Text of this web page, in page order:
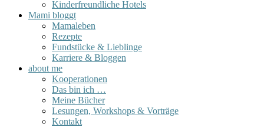
Kinderfreundliche Hotels
Mami bloggt
Mamaleben
Rezepte
Fundstücke & Lieblinge
Karriere & Bloggen
about me
Kooperationen
Das bin ich …
Meine Bücher
Lesungen, Workshops & Vorträge
Kontakt